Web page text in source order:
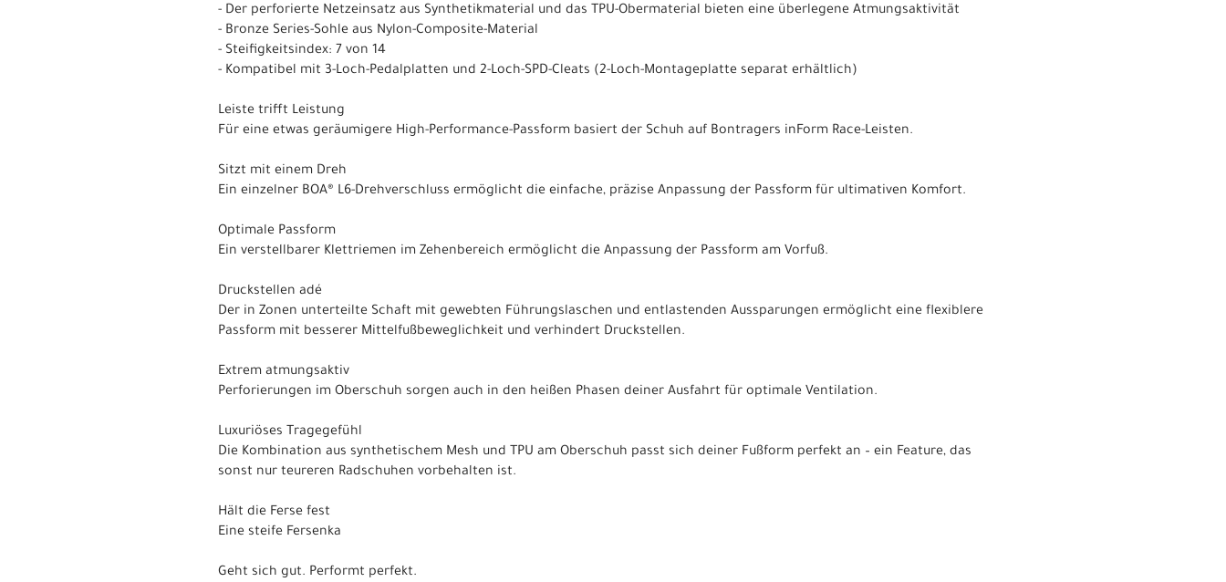
- Der perforierte Netzeinsatz aus Synthetikmaterial und das TPU-Obermaterial bieten eine überlegene Atmungsaktivität
- Bronze Series-Sohle aus Nylon-Composite-Material
- Steifigkeitsindex: 7 von 14
- Kompatibel mit 3-Loch-Pedalplatten und 2-Loch-SPD-Cleats (2-Loch-Montageplatte separat erhältlich)
Leiste trifft Leistung
Für eine etwas geräumigere High-Performance-Passform basiert der Schuh auf Bontragers inForm Race-Leisten.
Sitzt mit einem Dreh
Ein einzelner BOA® L6-Drehverschluss ermöglicht die einfache, präzise Anpassung der Passform für ultimativen Komfort.
Optimale Passform
Ein verstellbarer Klettriemen im Zehenbereich ermöglicht die Anpassung der Passform am Vorfuß.
Druckstellen adé
Der in Zonen unterteilte Schaft mit gewebten Führungslaschen und entlastenden Aussparungen ermöglicht eine flexiblere
Passform mit besserer Mittelfußbeweglichkeit und verhindert Druckstellen.
Extrem atmungsaktiv
Perforierungen im Oberschuh sorgen auch in den heißen Phasen deiner Ausfahrt für optimale Ventilation.
Luxuriöses Tragegefühl
Die Kombination aus synthetischem Mesh und TPU am Oberschuh passt sich deiner Fußform perfekt an – ein Feature, das
sonst nur teureren Radschuhen vorbehalten ist.
Hält die Ferse fest
Eine steife Fersenka
Geht sich gut. Performt perfekt.